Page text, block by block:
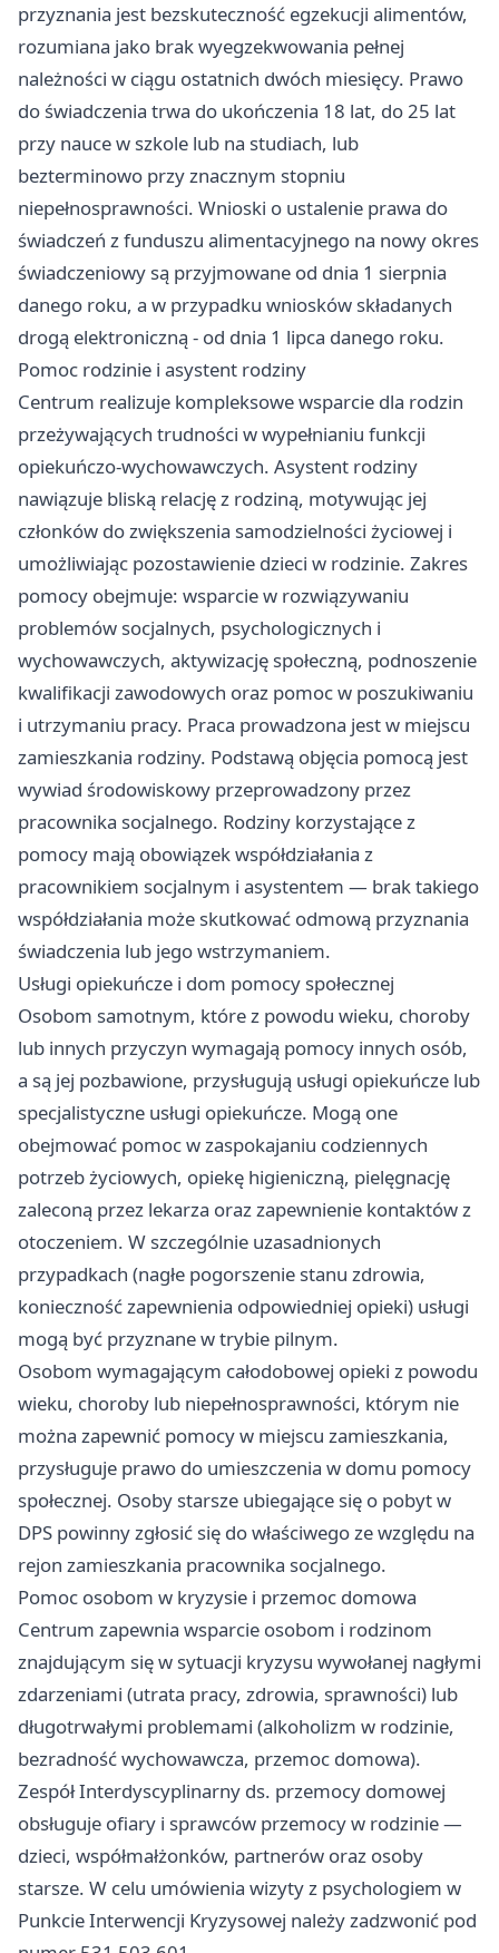
przyznania jest bezskuteczność egzekucji alimentów,
rozumiana jako brak wyegzekwowania pełnej
należności w ciągu ostatnich dwóch miesięcy. Prawo
do świadczenia trwa do ukończenia 18 lat, do 25 lat
przy nauce w szkole lub na studiach, lub
bezterminowo przy znacznym stopniu
niepełnosprawności. Wnioski o ustalenie prawa do
świadczeń z funduszu alimentacyjnego na nowy okres
świadczeniowy są przyjmowane od dnia 1 sierpnia
danego roku, a w przypadku wniosków składanych
drogą elektroniczną - od dnia 1 lipca danego roku.
Pomoc rodzinie i asystent rodziny
Centrum realizuje kompleksowe wsparcie dla rodzin
przeżywających trudności w wypełnianiu funkcji
opiekuńczo-wychowawczych. Asystent rodziny
nawiązuje bliską relację z rodziną, motywując jej
członków do zwiększenia samodzielności życiowej i
umożliwiając pozostawienie dzieci w rodzinie. Zakres
pomocy obejmuje: wsparcie w rozwiązywaniu
problemów socjalnych, psychologicznych i
wychowawczych, aktywizację społeczną, podnoszenie
kwalifikacji zawodowych oraz pomoc w poszukiwaniu
i utrzymaniu pracy. Praca prowadzona jest w miejscu
zamieszkania rodziny. Podstawą objęcia pomocą jest
wywiad środowiskowy przeprowadzony przez
pracownika socjalnego. Rodziny korzystające z
pomocy mają obowiązek współdziałania z
pracownikiem socjalnym i asystentem — brak takiego
współdziałania może skutkować odmową przyznania
świadczenia lub jego wstrzymaniem.
Usługi opiekuńcze i dom pomocy społecznej
Osobom samotnym, które z powodu wieku, choroby
lub innych przyczyn wymagają pomocy innych osób,
a są jej pozbawione, przysługują usługi opiekuńcze lub
specjalistyczne usługi opiekuńcze. Mogą one
obejmować pomoc w zaspokajaniu codziennych
potrzeb życiowych, opiekę higieniczną, pielęgnację
zaleconą przez lekarza oraz zapewnienie kontaktów z
otoczeniem. W szczególnie uzasadnionych
przypadkach (nagłe pogorszenie stanu zdrowia,
konieczność zapewnienia odpowiedniej opieki) usługi
mogą być przyznane w trybie pilnym.
Osobom wymagającym całodobowej opieki z powodu
wieku, choroby lub niepełnosprawności, którym nie
można zapewnić pomocy w miejscu zamieszkania,
przysługuje prawo do umieszczenia w domu pomocy
społecznej. Osoby starsze ubiegające się o pobyt w
DPS powinny zgłosić się do właściwego ze względu na
rejon zamieszkania pracownika socjalnego.
Pomoc osobom w kryzysie i przemoc domowa
Centrum zapewnia wsparcie osobom i rodzinom
znajdującym się w sytuacji kryzysu wywołanej nagłymi
zdarzeniami (utrata pracy, zdrowia, sprawności) lub
długotrwałymi problemami (alkoholizm w rodzinie,
bezradność wychowawcza, przemoc domowa).
Zespół Interdyscyplinarny ds. przemocy domowej
obsługuje ofiary i sprawców przemocy w rodzinie —
dzieci, współmałżonków, partnerów oraz osoby
starsze. W celu umówienia wizyty z psychologiem w
Punkcie Interwencji Kryzysowej należy zadzwonić pod